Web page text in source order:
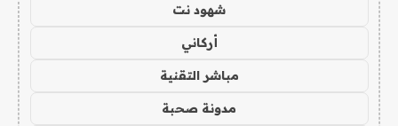
شهود نت
أركاني
مباشر التقنية
مدونة صحبة